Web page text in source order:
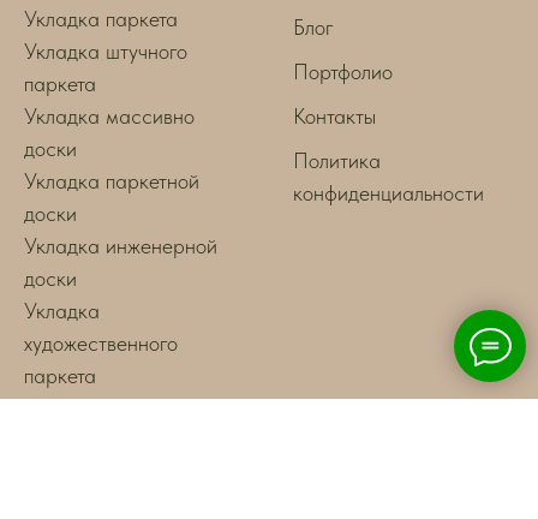
Укладка паркета
Укладка штучного
паркета
Укладка массивно
доски
Укладка паркетной
доски
Укладка инженерной
доски
Укладка
художественного
паркета
Блог
Портфолио
Контакты
Политика
конфиденциальности